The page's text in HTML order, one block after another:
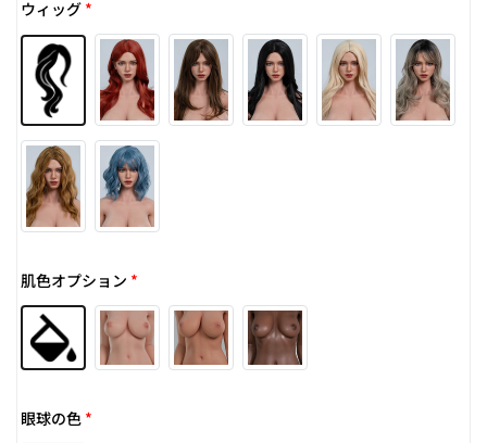
ウィッグ *
肌色オプション *
眼球の色 *